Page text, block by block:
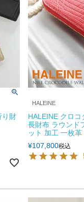
り財
HALEINE
HALEINE クロ
長財布 ラウンド
ット 加工 一枚革
¥107,800税込